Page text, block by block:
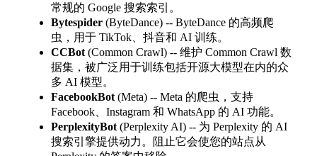
常规的 Google 搜索索引。
Bytespider (ByteDance) -- ByteDance 的高频爬
虫，用于 TikTok、抖音和 AI 训练。
CCBot (Common Crawl) -- 维护 Common Crawl 数
据集，被广泛用于训练包括开源大模型在内的众
多 AI 模型。
FacebookBot (Meta) -- Meta 的爬虫，支持
Facebook、Instagram 和 WhatsApp 的 AI 功能。
PerplexityBot (Perplexity AI) -- 为 Perplexity 的 AI
搜索引擎提供动力。阻止它会使您的站点从